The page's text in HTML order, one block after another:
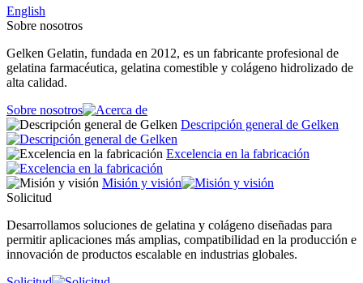
English
Sobre nosotros
Gelken Gelatin, fundada en 2012, es un fabricante profesional de
gelatina farmacéutica, gelatina comestible y colágeno hidrolizado de
alta calidad.
Sobre nosotros
Descripción general de Gelken
Excelencia en la fabricación
Misión y visión
Solicitud
Desarrollamos soluciones de gelatina y colágeno diseñadas para
permitir aplicaciones más amplias, compatibilidad en la producción e
innovación de productos escalable en industrias globales.